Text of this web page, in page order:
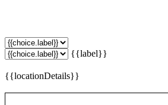
{{label}}
{{locationDetails}}